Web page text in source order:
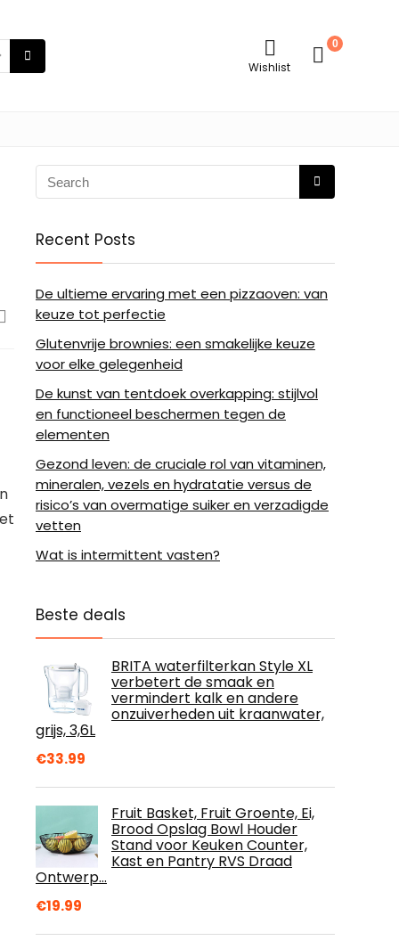
Wishlist
0
Recent Posts
De ultieme ervaring met een pizzaoven: van
keuze tot perfectie
Glutenvrije brownies: een smakelijke keuze
voor elke gelegenheid
De kunst van tentdoek overkapping: stijlvol
en functioneel beschermen tegen de
elementen
Gezond leven: de cruciale rol van vitaminen,
mineralen, vezels en hydratatie versus de
risico’s van overmatige suiker en verzadigde
vetten
Wat is intermittent vasten?
Beste deals
BRITA waterfilterkan Style XL
verbetert de smaak en
vermindert kalk en andere
onzuiverheden uit kraanwater,
grijs, 3,6L
€33.99
Fruit Basket, Fruit Groente, Ei,
Brood Opslag Bowl Houder
Stand voor Keuken Counter,
Kast en Pantry RVS Draad
Ontwerp…
€19.99